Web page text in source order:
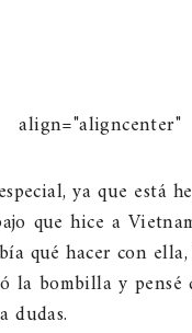
ya que está
que hice a
qué hacer con
la bombilla y
dudas.